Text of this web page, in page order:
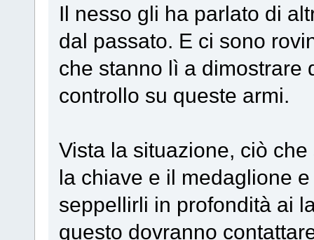
Il nesso gli ha parlato di
dal passato. E ci sono
che stanno lì a dimostrare
controllo su queste armi.
Vista la situazione, ciò
la chiave e il medaglione
seppellirli in profondità ai
questo dovranno